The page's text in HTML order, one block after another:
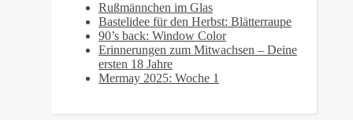
Rußmännchen im Glas
Bastelidee für den Herbst: Blätterraupe
90’s back: Window Color
Erinnerungen zum Mitwachsen – Deine
ersten 18 Jahre
Mermay 2025: Woche 1